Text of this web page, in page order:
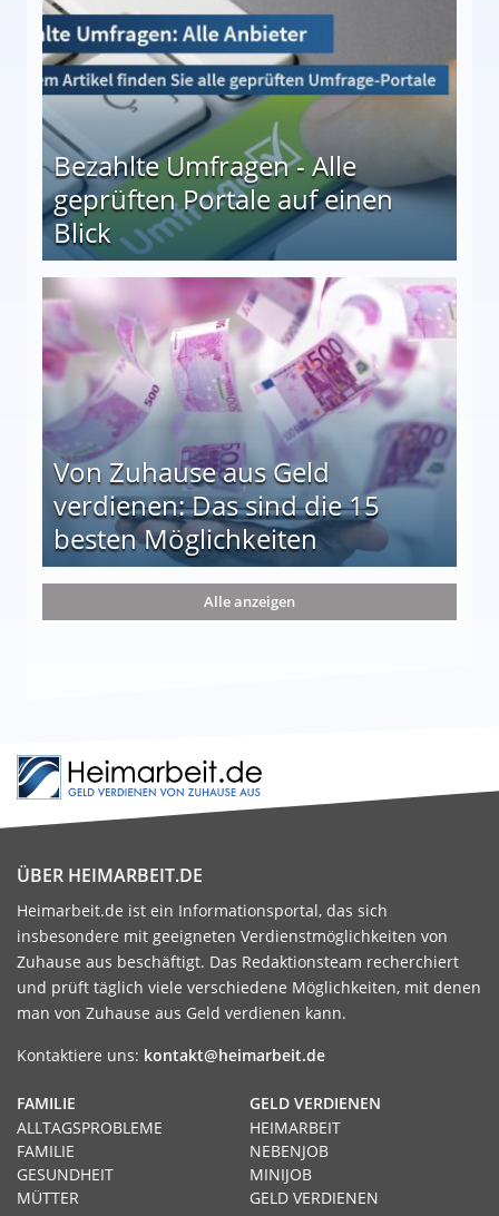
Bezahlte Umfragen - Alle
geprüften Portale auf einen
Blick
auf einen Blick
Von Zuhause aus Geld
verdienen: Das sind die 15
besten Möglichkeiten
die 15 besten Möglichkeiten
Alle anzeigen
ÜBER HEIMARBEIT.DE
Heimarbeit.de ist ein Informationsportal, das sich
insbesondere mit geeigneten Verdienstmöglichkeiten von
Zuhause aus beschäftigt. Das Redaktionsteam recherchiert
und prüft täglich viele verschiedene Möglichkeiten, mit denen
man von Zuhause aus Geld verdienen kann.
Kontaktiere uns: kontakt@heimarbeit.de
GELD VERDIENEN
HEIMARBEIT
NEBENJOB
MINIJOB
GELD VERDIENEN
FAMILIE
ALLTAGSPROBLEME
FAMILIE
GESUNDHEIT
MÜTTER